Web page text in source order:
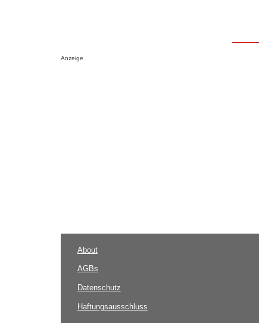
Anzeige
About
AGBs
Datenschutz
Haftungsausschluss